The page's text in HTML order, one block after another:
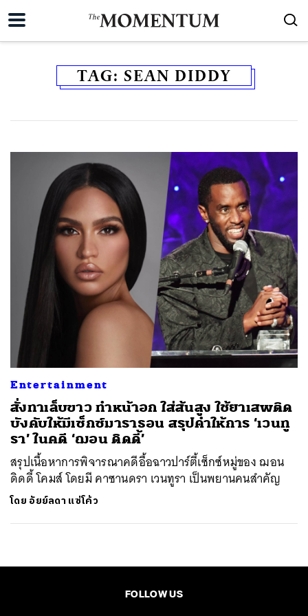
TAG: SEAN DIDDY
Entertainment
สั่งทาเล็บขาว ทำหน้าอก ใส่ส้นสูง ใช้ยาเสพติด
บังคับให้มีเซ็กซ์มาราธอน สรุปคำให้การ ‘เวนทู
รา’ ในคดี ‘ฌอน ดิดดี้’
สรุปเนื้อหาการพิจารณาคดีอื้อฉาวปาร์ตี้เซ็กซ์หมู่ของ ฌอน
ดิดดี้ โคมส์ โดยมี คาซานดรา เวนทูรา เป็นพยานคนสำคัญ
โดย อัยย์ลดา แซ่โค้ว
FOLLOW US
TWEET LINE EMAIL